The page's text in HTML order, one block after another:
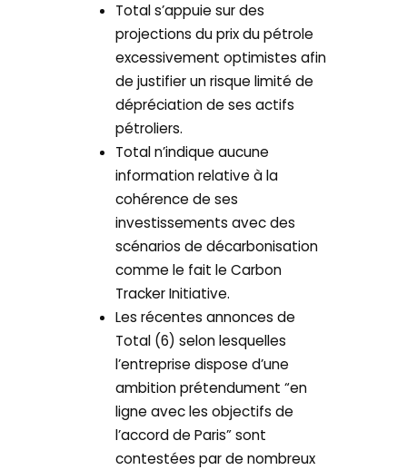
Total s’appuie sur des
projections du prix du pétrole
excessivement optimistes afin
de justifier un risque limité de
dépréciation de ses actifs
pétroliers.
Total n’indique aucune
information relative à la
cohérence de ses
investissements avec des
scénarios de décarbonisation
comme le fait le Carbon
Tracker Initiative.
Les récentes annonces de
Total (6) selon lesquelles
l’entreprise dispose d’une
ambition prétendument “en
ligne avec les objectifs de
l’accord de Paris” sont
contestées par de nombreux